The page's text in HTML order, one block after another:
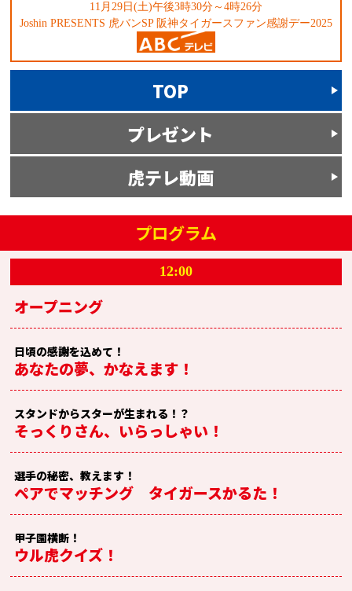
11月29日(土)午後3時30分～4時26分
Joshin PRESENTS 虎バンSP 阪神タイガースファン感謝デー2025
TOP
プレゼント
虎テレ動画
プログラム
12:00
オープニング
日頃の感謝を込めて！
あなたの夢、かなえます！
スタンドからスターが生まれる！？
そっくりさん、いらっしゃい！
選手の秘密、教えます！
ペアでマッチング タイガースかるた！
甲子園横断！
ウル虎クイズ！